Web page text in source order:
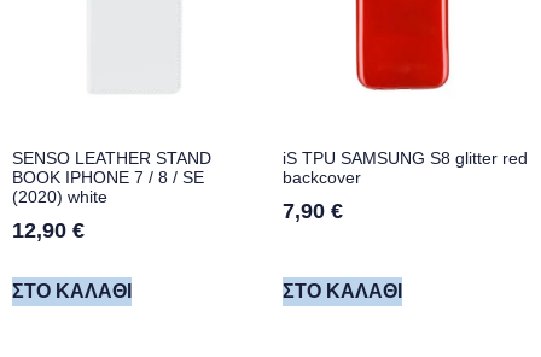
SENSO LEATHER STAND
BOOK IPHONE 7 / 8 / SE
(2020) white
12,90 €
ΣΤΟ ΚΑΛΆΘΙ
iS TPU SAMSUNG S8 glitter red
backcover
7,90 €
ΣΤΟ ΚΑΛΆΘΙ